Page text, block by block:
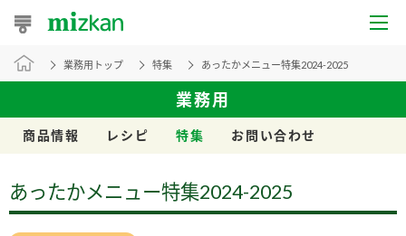
おうちレシピ
おすすめレシピ
レシピカテゴリ一覧
業務用トップ 特集 あったかメニュー特集2024-2025
業務用
商品情報 レシピ 特集 お問い合わせ
あったかメニュー特集2024-2025